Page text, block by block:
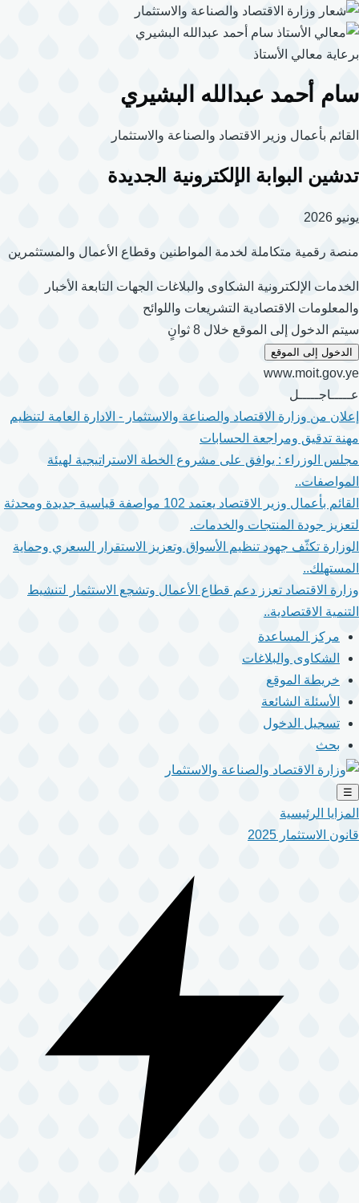
تجاوز
إلى
المحتوى
برعاية معالي الأستاذ
سام أحمد عبدالله البشيري
القائم بأعمال وزير الاقتصاد والصناعة والاستثمار
تدشين البوابة الإلكترونية الجديدة
يونيو 2026
منصة رقمية متكاملة لخدمة المواطنين وقطاع الأعمال والمستثمرين
الخدمات الإلكترونية الشكاوى والبلاغات الجهات التابعة الأخبار
والمعلومات الاقتصادية التشريعات واللوائح
سيتم الدخول إلى الموقع خلال 8 ثوانٍ
الدخول إلى الموقع
www.moit.gov.ye
عـــــاجـــــل
إعلان من وزارة الاقتصاد والصناعة والاستثمار - الادارة العامة لتنظيم
مهنة تدقيق ومراجعة الحسابات
مجلس الوزراء : يوافق على مشروع الخطة الاستراتيجية لهيئة
المواصفات..
القائم بأعمال وزير الاقتصاد يعتمد 102 مواصفة قياسية جديدة ومحدثة
لتعزيز جودة المنتجات والخدمات.
الوزارة تكثّف جهود تنظيم الأسواق وتعزيز الاستقرار السعري وحماية
المستهلك..
وزارة الاقتصاد تعزز دعم قطاع الأعمال وتشجع الاستثمار لتنشيط
التنمية الاقتصادية..
مركز المساعدة
الشكاوى والبلاغات
خريطة الموقع
الأسئلة الشائعة
تسجيل الدخول
بحث
☰
المزايا الرئيسية
قانون الاستثمار 2025